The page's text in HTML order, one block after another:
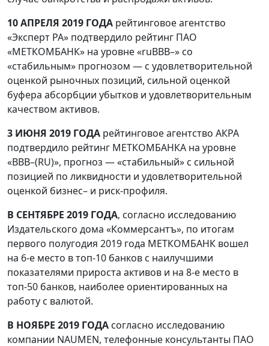
10 АПРЕЛЯ 2019 ГОДА рейтинговое агентство
«Эксперт РА» подтвердило рейтинг ПАО
«МЕТКОМБАНК» на уровне «ruВВВ–» со
«стабильным» прогнозом — с удовлетворительной
оценкой рыночных позиций, сильной оценкой
буфера абсорбции убытков и удовлетворительным
качеством активов.
3 ИЮНЯ 2019 ГОДА рейтинговое агентство АКРА
подтвердило рейтинг МЕТКОМБАНКА на уровне
«ВВВ–(RU)», прогноз — «стабильный» с сильной
позицией по ликвидности и удовлетворительной
оценкой бизнес– и риск-профиля.
В СЕНТЯБРЕ 2019 ГОДА, согласно исследованию
Издательского дома «Коммерсантъ», по итогам
первого полугодия 2019 года МЕТКОМБАНК вошел
на 6-е место в топ-10 банков с наилучшими
показателями прироста активов и на 8-е место в
топ-50 банков, наиболее ориентированных на
работу с валютой.
В НОЯБРЕ 2019 ГОДА согласно исследованию
компании NAUMEN, телефонные консультанты ПАО